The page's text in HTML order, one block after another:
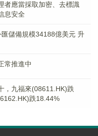
者應當採取加密、去標識
息安全
儲備規模34188億美元 升
常推進中
，九福來(08611.HK)跌
跌18.44%